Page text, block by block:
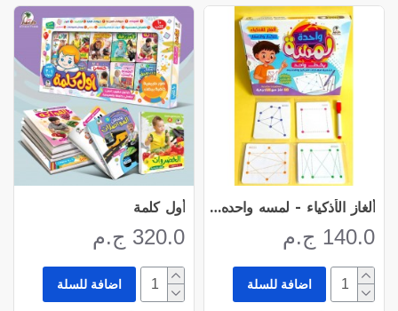
ألغاز الأذكياء - لمسه واحده بخط واحد
140.0 ج.م
اضافة للسلة
أول كلمة
320.0 ج.م
اضافة للسلة